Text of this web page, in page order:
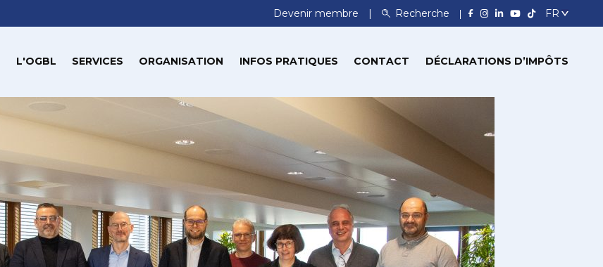
Devenir membre Recherche
L'OGBL SERVICES ORGANISATION INFOS PRATIQUES CONTACT DÉCLARATIONS D’IMPÔTS